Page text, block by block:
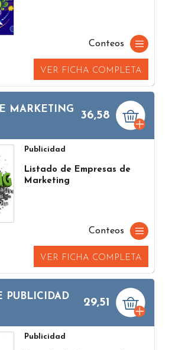
Conteos
VER FICHA COMPLETA
MARKETING 36,58
Publicidad
Listado de Empresas de
Marketing
Conteos
VER FICHA COMPLETA
PUBLICIDAD 29,51
Publicidad